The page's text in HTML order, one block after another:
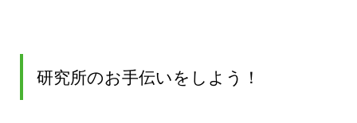
研究所のお手伝いをしよう！